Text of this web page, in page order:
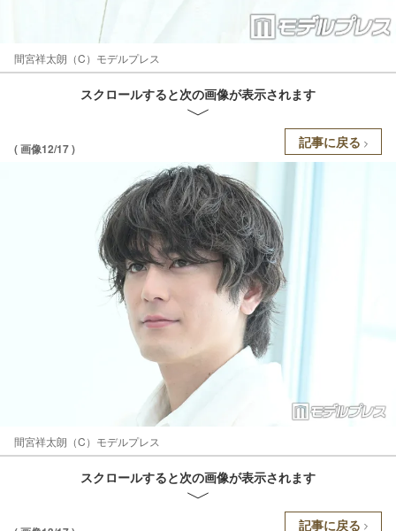
間宮祥太朗（C）モデルプレス
スクロールすると次の画像が表示されます
( 画像12/17 ) 記事に戻る
間宮祥太朗（C）モデルプレス
スクロールすると次の画像が表示されます
記事に戻る